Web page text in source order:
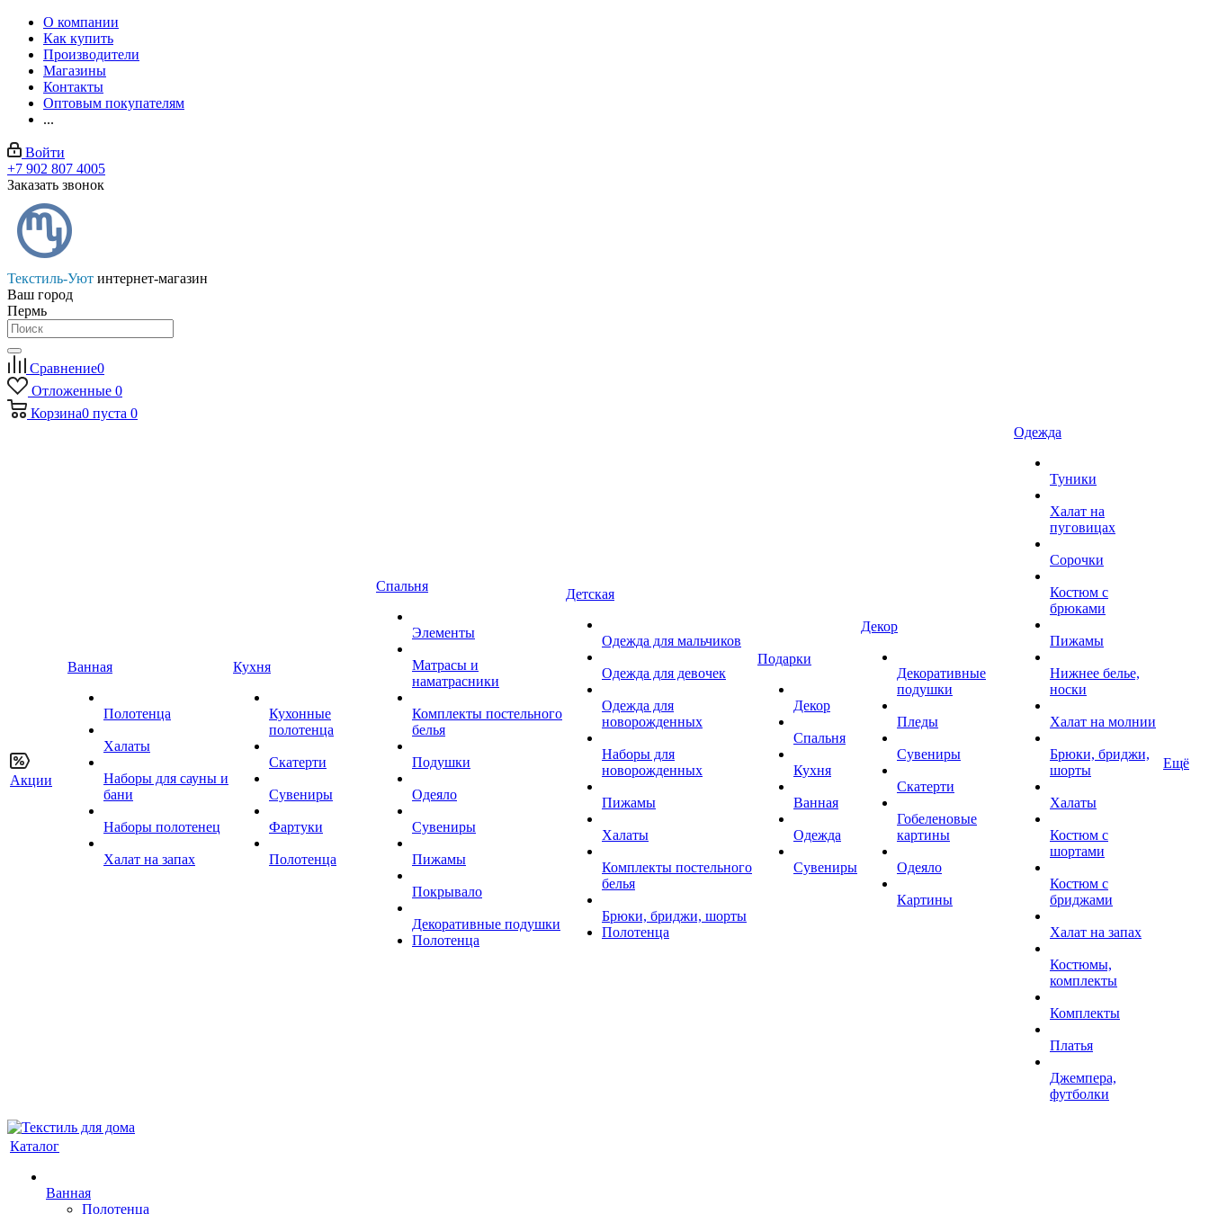
О компании
Как купить
Производители
Магазины
Контакты
Оптовым покупателям
...
Войти
+7 902 807 4005
Заказать звонок
Текстиль-Уют интернет-магазин
Ваш город
Пермь
Сравнение0
Отложенные 0
Корзина0 пуста 0
Акции
Ванная
Полотенца
Халаты
Наборы для сауны и
бани
Наборы полотенец
Халат на запах
Кухня
Кухонные
полотенца
Скатерти
Сувениры
Фартуки
Полотенца
Спальня
Элементы
Матрасы и
наматрасники
Комплекты постельного
белья
Подушки
Одеяло
Сувениры
Пижамы
Покрывало
Декоративные подушки
Полотенца
Детская
Одежда для мальчиков
Одежда для девочек
Одежда для
новорожденных
Наборы для
новорожденных
Пижамы
Халаты
Комплекты постельного
белья
Брюки, бриджи, шорты
Полотенца
Подарки
Декор
Спальня
Кухня
Ванная
Одежда
Сувениры
Декор
Декоративные
подушки
Пледы
Сувениры
Скатерти
Гобеленовые
картины
Одеяло
Картины
Одежда
Туники
Халат на
пуговицах
Сорочки
Костюм с
брюками
Пижамы
Нижнее белье,
носки
Халат на молнии
Брюки, бриджи,
шорты
Халаты
Костюм с
шортами
Костюм с
бриджами
Халат на запах
Костюмы,
комплекты
Комплекты
Платья
Джемпера,
футболки
Ещё
Каталог
Ванная
Полотенца